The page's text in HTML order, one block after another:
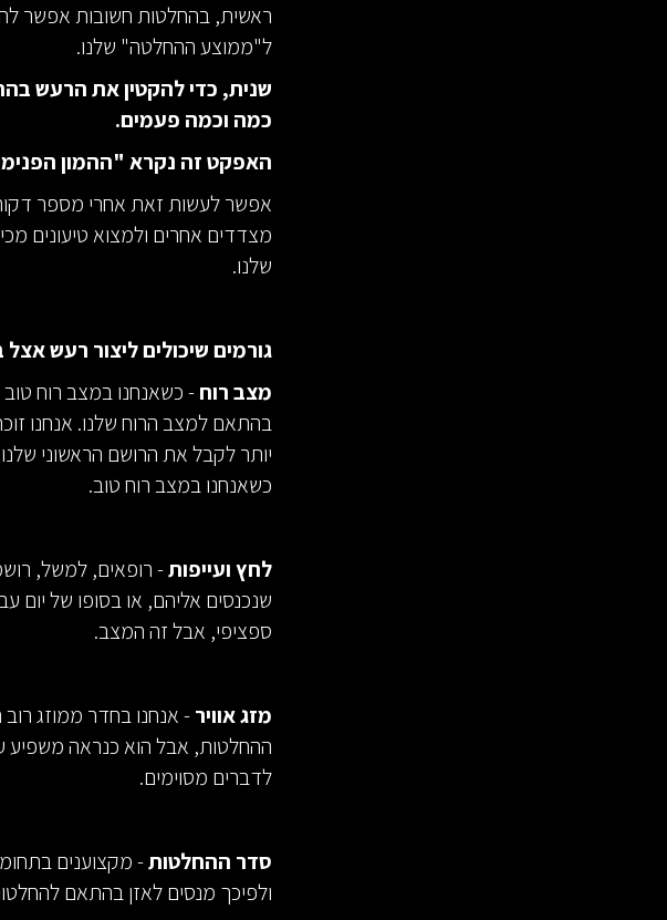
ראשית, בהחלטות חשובות אפשר
ל"ממוצע ההחלטה" שלנו.
שנית, כדי להקטין את הרעש
כמה וכמה פעמים.
האפקט זה נקרא "ההמון
אפשר לעשות זאת אחרי מספר
מצדדים אחרים ולמצוא טיעונים
שלנו.
גורמים שיכולים ליצור רעש
מצב רוח- כשאנחנו במצב רוח טוב
בהתאם למצב הרוח שלנו. אנחנו
יותר לקבל את הרושם הראשוני
כשאנחנו במצב רוח טוב.
לחץ ועייפות- רופאים, למשל,
שנכנסים אליהם, או בסופו של יום
ספציפי, אבל זה המצב.
מזג אוויר- אנחנו בחדר ממוזג
ההחלטות, אבל הוא כנראה משפיע
לדברים מסוימים.
סדר ההחלטות- מקצוענים
ולפיכך מנסים לאזן בהתאם